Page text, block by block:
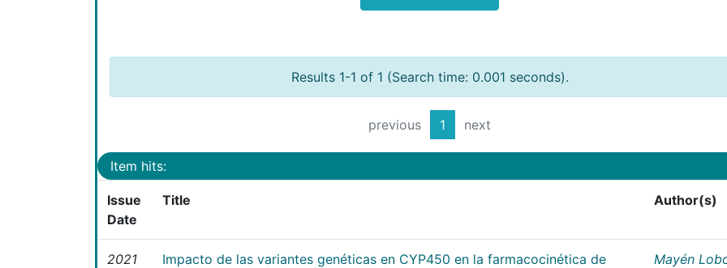
Results 1-1 of 1 (Search time: 0.001 seconds).
previous 1 next
Item hits:
Issue
Date
Title Author(s)
2021
Impacto de las variantes genéticas en CYP450 en la farmacocinética de
Mayén